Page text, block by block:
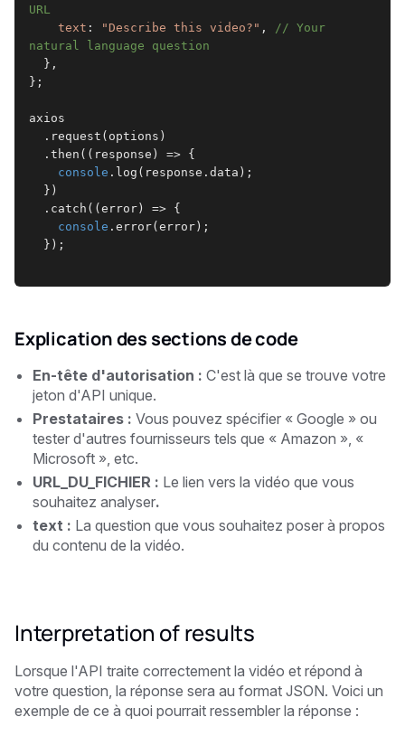
URL
text : "Describe this video?" , // Your
natural language question
  },
};
axios
  .request(options)
  .then((response) => {
console .log(response.data);
  })
  .catch((error) => {
console .error(error);
  });
Explication des sections de code
En-tête d'autorisation : C'est là que se trouve votre
jeton d'API unique.
Prestataires : Vous pouvez spécifier « Google » ou
tester d'autres fournisseurs tels que « Amazon », «
Microsoft », etc.
URL_DU_FICHIER : Le lien vers la vidéo que vous
souhaitez analyser.
text : La question que vous souhaitez poser à propos
du contenu de la vidéo.
Interpretation of results
Lorsque l'API traite correctement la vidéo et répond à
votre question, la réponse sera au format JSON. Voici un
exemple de ce à quoi pourrait ressembler la réponse :